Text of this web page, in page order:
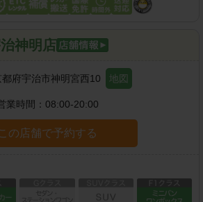
神明店
都府宇治市神明宮西10 地図
業時間： 08:00-20:00
この店舗で予約する